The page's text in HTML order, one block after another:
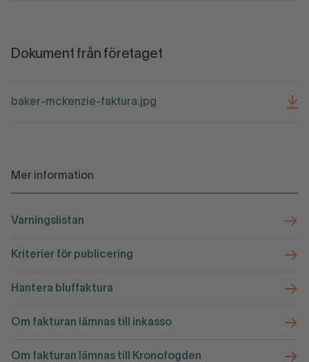
Dokument från företaget
baker-mckenzie-faktura.jpg
Mer information
Varningslistan
Kriterier för publicering
Hantera bluffaktura
Om fakturan lämnas till inkasso
Om fakturan lämnas till Kronofogden